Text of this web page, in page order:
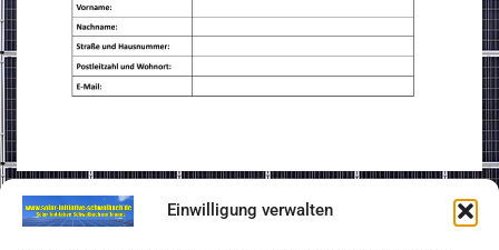
Einwilligung verwalten